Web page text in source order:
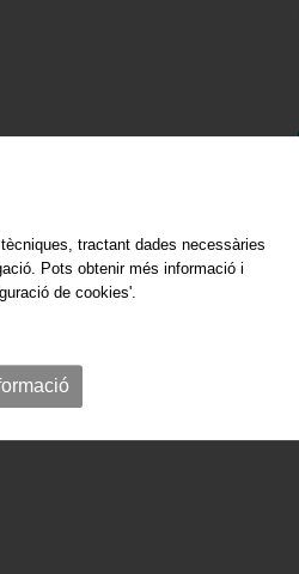
tractant dades necessàries
Pots obtenir més informació i
de cookies'.